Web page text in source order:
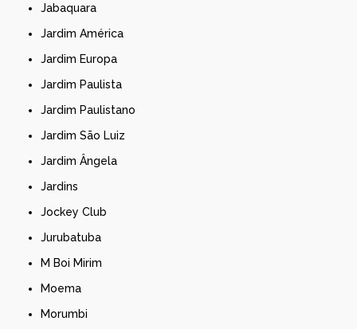
Jabaquara
Jardim América
Jardim Europa
Jardim Paulista
Jardim Paulistano
Jardim São Luiz
Jardim Ângela
Jardins
Jockey Club
Jurubatuba
M Boi Mirim
Moema
Morumbi